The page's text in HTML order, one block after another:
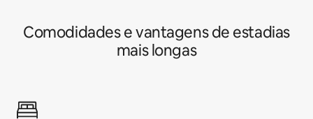
Comodidades e vantagens de estadias
mais longas